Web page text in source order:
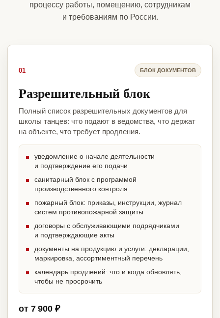
процессу работы, помещению, сотрудникам
и требованиям по России.
01 БЛОК ДОКУМЕНТОВ
Разрешительный блок
Полный список разрешительных документов для
школы танцев: что подают в ведомства, что держат
на объекте, что требует продления.
уведомление о начале деятельности
и подтверждение его подачи
санитарный блок с программой
производственного контроля
пожарный блок: приказы, инструкции, журнал
систем противопожарной защиты
договоры с обслуживающими подрядчиками
и подтверждающие акты
документы на продукцию и услуги: декларации,
маркировка, ассортиментный перечень
календарь продлений: что и когда обновлять,
чтобы не просрочить
от 7 900 ₽